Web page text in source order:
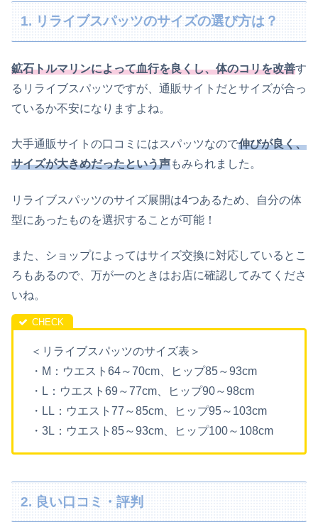
1. リライブスパッツのサイズの選び方は？
鉱石トルマリンによって血行を良くし、体のコリを改善す
るリライブスパッツですが、通販サイトだとサイズが合っ
ているか不安になりますよね。
大手通販サイトの口コミにはスパッツなので伸びが良く、
サイズが大きめだったという声もみられました。
リライブスパッツのサイズ展開は4つあるため、自分の体
型にあったものを選択することが可能！
また、ショップによってはサイズ交換に対応しているとこ
ろもあるので、万が一のときはお店に確認してみてくださ
いね。
＜リライブスパッツのサイズ表＞
・M：ウエスト64～70cm、ヒップ85～93cm
・L：ウエスト69～77cm、ヒップ90～98cm
・LL：ウエスト77～85cm、ヒップ95～103cm
・3L：ウエスト85～93cm、ヒップ100～108cm
2. 良い口コミ・評判